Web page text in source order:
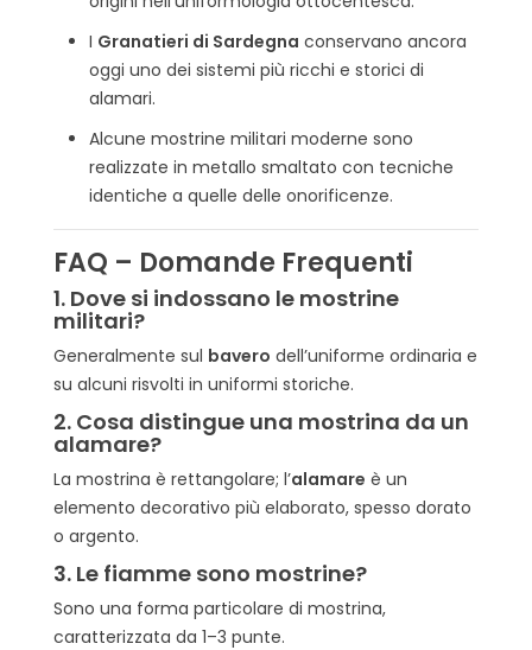
I Granatieri di Sardegna conservano ancora
oggi uno dei sistemi più ricchi e storici di
alamari.
Alcune mostrine militari moderne sono
realizzate in metallo smaltato con tecniche
identiche a quelle delle onorificenze.
FAQ – Domande Frequenti
1. Dove si indossano le mostrine
militari?
Generalmente sul bavero dell’uniforme ordinaria e
su alcuni risvolti in uniformi storiche.
2. Cosa distingue una mostrina da un
alamare?
La mostrina è rettangolare; l’alamare è un
elemento decorativo più elaborato, spesso dorato
o argento.
3. Le fiamme sono mostrine?
Sono una forma particolare di mostrina,
caratterizzata da 1–3 punte.